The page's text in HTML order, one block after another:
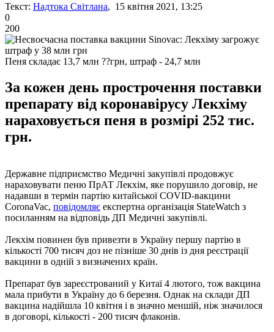
Текст: Надтока Світлана, 15 квітня 2021, 13:25
0
200
Пеня складає 13,7 млн ??грн, штраф - 24,7 млн
За кожен день прострочення поставки
препарату від коронавірусу Лекхіму
нараховується пеня в розмірі 252 тис.
грн.
Державне підприємство Медичні закупівлі продовжує
нараховувати пеню ПрАТ Лекхім, яке порушило договір, не
надавши в термін партію китайської COVID-вакцини
CoronaVac, повідомляє експертна організація StateWatch з
посиланням на відповідь ДП Медичні закупівлі.
Лекхім повинен був привезти в Україну першу партію в
кількості 700 тисяч доз не пізніше 30 днів із дня реєстрації
вакцини в одній з визначених країн.
Препарат був зареєстрований у Китаї 4 лютого, тож вакцина
мала прибути в Україну до 6 березня. Однак на склади ДП
вакцина надійшла 10 квітня і в значно меншій, ніж значилося
в договорі, кількості - 200 тисяч флаконів.